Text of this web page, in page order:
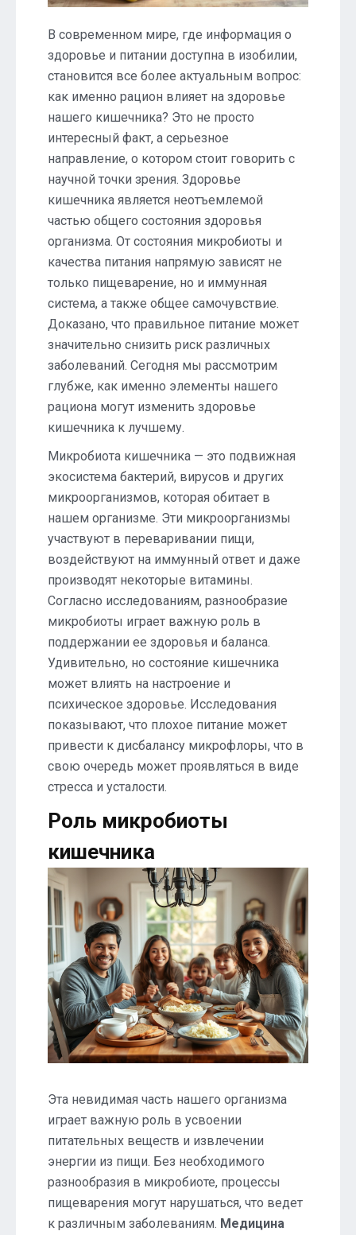
В современном мире, где информация о
здоровье и питании доступна в изобилии,
становится все более актуальным вопрос:
как именно рацион влияет на здоровье
нашего кишечника? Это не просто
интересный факт, а серьезное
направление, о котором стоит говорить с
научной точки зрения. Здоровье
кишечника является неотъемлемой
частью общего состояния здоровья
организма. От состояния микробиоты и
качества питания напрямую зависят не
только пищеварение, но и иммунная
система, а также общее самочувствие.
Доказано, что правильное питание может
значительно снизить риск различных
заболеваний. Сегодня мы рассмотрим
глубже, как именно элементы нашего
рациона могут изменить здоровье
кишечника к лучшему.
Микробиота кишечника — это подвижная
экосистема бактерий, вирусов и других
микроорганизмов, которая обитает в
нашем организме. Эти микроорганизмы
участвуют в переваривании пищи,
воздействуют на иммунный ответ и даже
производят некоторые витамины.
Согласно исследованиям, разнообразие
микробиоты играет важную роль в
поддержании ее здоровья и баланса.
Удивительно, но состояние кишечника
может влиять на настроение и
психическое здоровье. Исследования
показывают, что плохое питание может
привести к дисбалансу микрофлоры, что в
свою очередь может проявляться в виде
стресса и усталости.
Роль микробиоты
кишечника
Эта невидимая часть нашего организма
играет важную роль в усвоении
питательных веществ и извлечении
энергии из пищи. Без необходимого
разнообразия в микробиоте, процессы
пищеварения могут нарушаться, что ведет
к различным заболеваниям. Медицина